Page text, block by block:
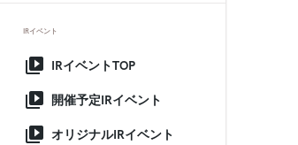
IRイベント
IRイベントTOP
開催予定IRイベント
オリジナルIRイベント